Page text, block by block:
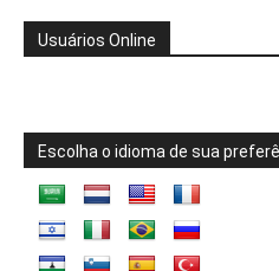
Usuários Online
Escolha o idioma de sua